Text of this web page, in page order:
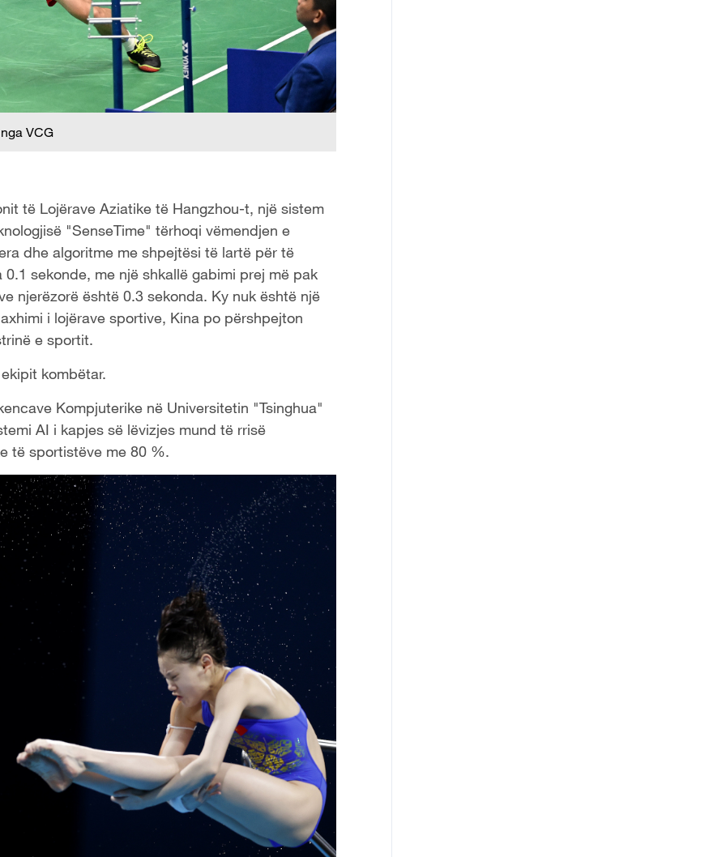
VCG
të Lojërave Aziatike të Hangzhou-t, një sistem
"SenseTime" tërhoqi vëmendjen e
dhe algoritme me shpejtësi të lartë për të
sekonde, me një shkallë gabimi prej më pak
njerëzorë është 0.3 sekonda. Ky nuk është një
i lojërave sportive, Kina po përshpejton
e sportit.
kombëtar.
Kompjuterike në Universitetin "Tsinghua"
AI i kapjes së lëvizjes mund të rrisë
të sportistëve me 80 %.